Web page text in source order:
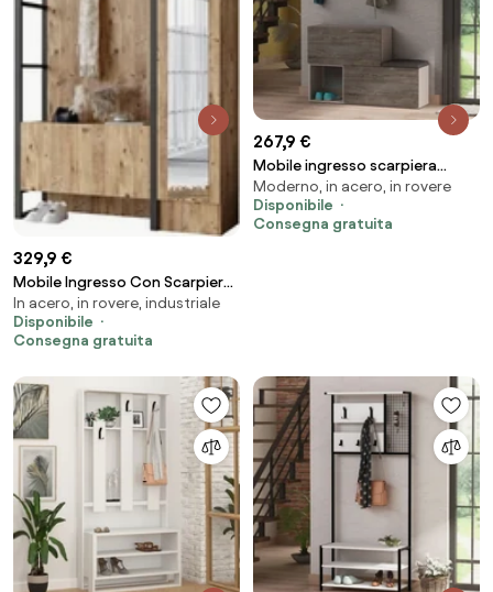
329,9 €
Mobile Ingresso Con Scarpiera
Appendiabiti E Specchio Stile
Industrial Fiona DX
In acero, in rovere, industriale
Disponibile
Consegna gratuita
267,9 €
Mobile ingresso scarpiera
Holdon colore tortora dark
coffee
Moderno, in acero, in rovere
Disponibile
Consegna gratuita